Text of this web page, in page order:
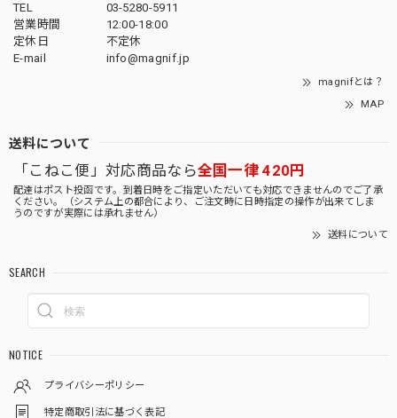
TEL
03-5280-5911
営業時間
12:00-18:00
定休日
不定休
E-mail
info@magnif.jp
magnifとは？
MAP
送料について
「こねこ便」対応商品なら全国一律 420円
配達はポスト投函です。到着日時をご指定いただいても対応できませんのでご了承
ください。（システム上の都合により、ご注文時に日時指定の操作が出来てしま
うのですが実際には承れません）
送料について
SEARCH
NOTICE
プライバシーポリシー
特定商取引法に基づく表記